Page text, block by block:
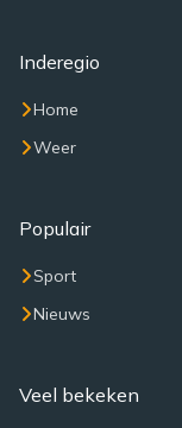
Inderegio
Home
Weer
Populair
Sport
Nieuws
Veel bekeken